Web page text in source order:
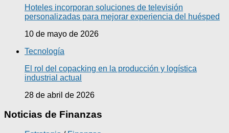
Hoteles incorporan soluciones de televisión
personalizadas para mejorar experiencia del huésped
10 de mayo de 2026
Tecnología
El rol del copacking en la producción y logística
industrial actual
28 de abril de 2026
Noticias de Finanzas